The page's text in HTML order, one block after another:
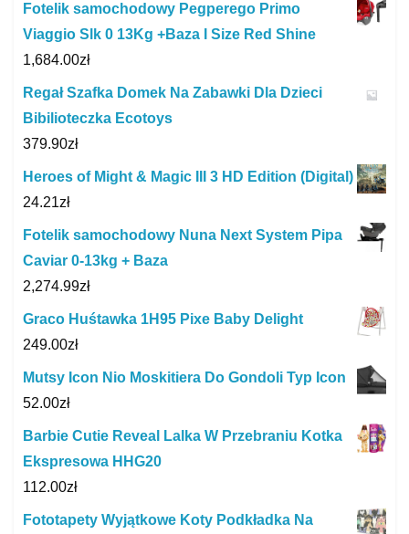
Fotelik samochodowy Pegperego Primo
Viaggio Slk 0 13Kg +Baza I Size Red Shine
1,684.00zł
Regał Szafka Domek Na Zabawki Dla Dzieci
Bibilioteczka Ecotoys
379.90zł
Heroes of Might & Magic III 3 HD Edition (Digital)
24.21zł
Fotelik samochodowy Nuna Next System Pipa
Caviar 0-13kg + Baza
2,274.99zł
Graco Huśtawka 1H95 Pixe Baby Delight
249.00zł
Mutsy Icon Nio Moskitiera Do Gondoli Typ Icon
52.00zł
Barbie Cutie Reveal Lalka W Przebraniu Kotka
Ekspresowa HHG20
112.00zł
Fototapety Wyjątkowe Koty Podkładka Na